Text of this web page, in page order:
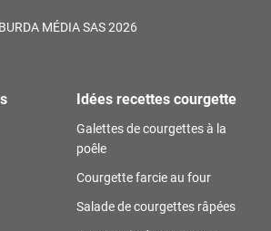
MÉDIA SAS 2026
Idées recettes courgette
Galettes de courgettes à la
poêle
Courgette farcie au four
Salade de courgettes râpées